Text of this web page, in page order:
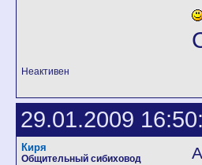
Неактивен
29.01.2009
Киря
Общительный сибиховод